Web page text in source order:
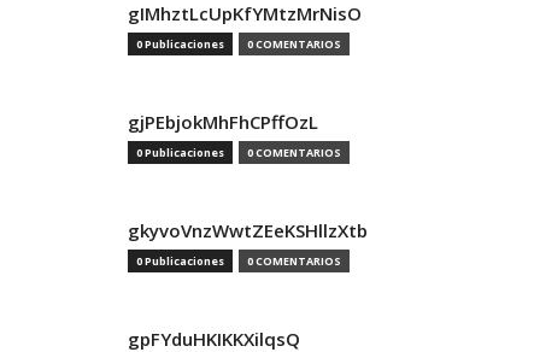
gIMhztLcUpKfYMtzMrNisO
0 Publicaciones 0 COMENTARIOS
gjPEbjokMhFhCPffOzL
0 Publicaciones 0 COMENTARIOS
gkyvoVnzWwtZEeKSHllzXtb
0 Publicaciones 0 COMENTARIOS
gpFYduHKIKKXilqsQ